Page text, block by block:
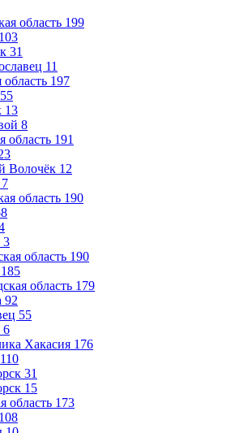
область 199
103
31
11
область 197
13
8
область 191
Волочёк 12
7
область 190
3
область 190
185
область 179
92
55
6
Хакасия 176
110
31
15
область 173
108